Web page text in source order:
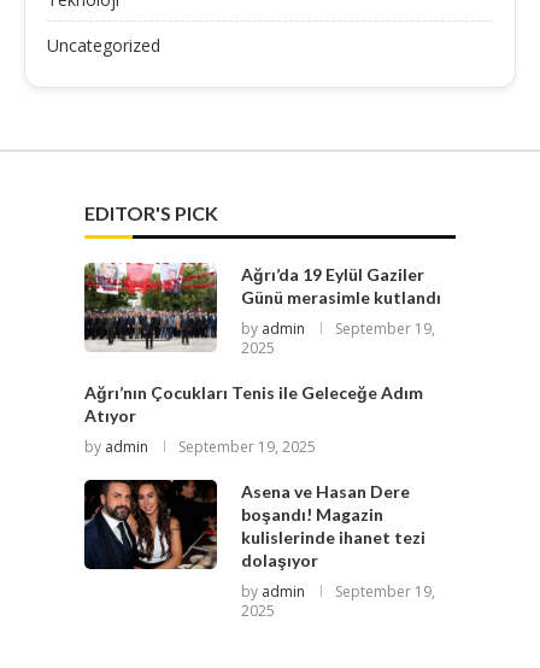
Uncategorized
EDITOR'S PICK
Ağrı’da 19 Eylül Gaziler
Günü merasimle kutlandı
by admin
September 19,
2025
Ağrı’nın Çocukları Tenis ile Geleceğe Adım
Atıyor
by admin September 19, 2025
Asena ve Hasan Dere
boşandı! Magazin
kulislerinde ihanet tezi
dolaşıyor
by admin
September 19,
2025